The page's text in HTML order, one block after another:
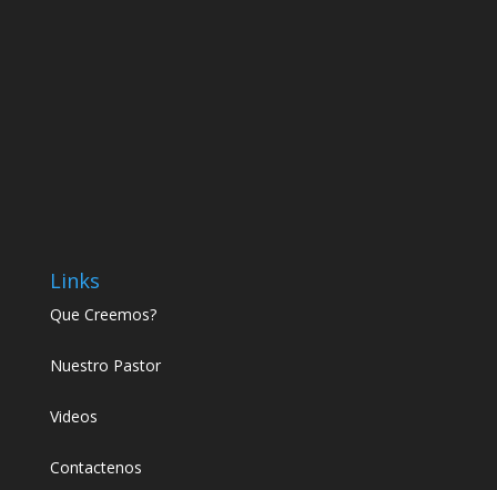
Links
Que Creemos?
Nuestro Pastor
Videos
Contactenos